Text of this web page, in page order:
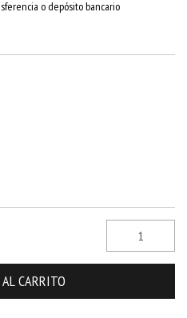
o depósito bancario